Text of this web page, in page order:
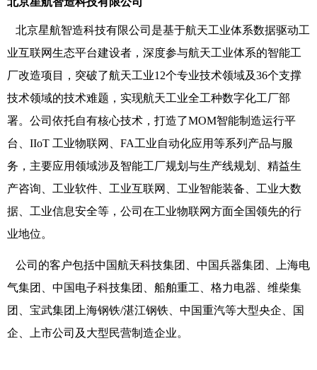
北京星航智造科技有限公司是基于航天工业体系数据驱动工
业互联网生态平台建设者，深度参与航天工业体系的智能工
厂改造项目，突破了航天工业12个专业技术领域及36个支撑
技术领域的技术难题，实现航天工业全工种数字化工厂部
署。公司依托自有核心技术，打造了MOM智能制造运行平
台、IIoT 工业物联网、FA工业自动化应用等系列产品与服
务，主要应用领域涉及智能工厂规划与生产线规划、精益生
产咨询、工业软件、工业互联网、工业智能装备、工业大数
据、工业信息安全等，公司在工业物联网方面全国领先的行
业地位。
公司的客户包括中国航天科技集团、中国兵器集团、上海电
气集团、中国电子科技集团、船舶重工、格力电器、维柴集
团、宝武集团上海钢铁/湛江钢铁、中国重汽等大型央企、国
企、上市公司及大型民营制造企业。